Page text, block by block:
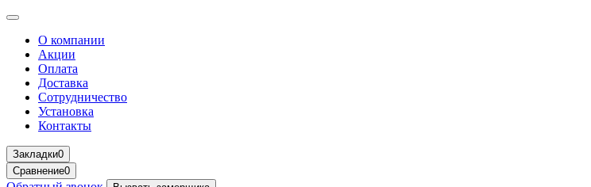
О компании
Акции
Оплата
Доставка
Сотрудничество
Установка
Контакты
Закладки0
Сравнение0